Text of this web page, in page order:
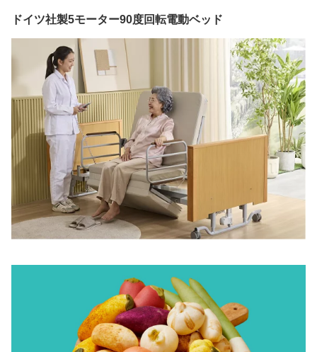
ドイツ社製5モーター90度回転電動ベッド